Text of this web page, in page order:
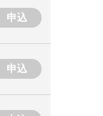
申込
申込